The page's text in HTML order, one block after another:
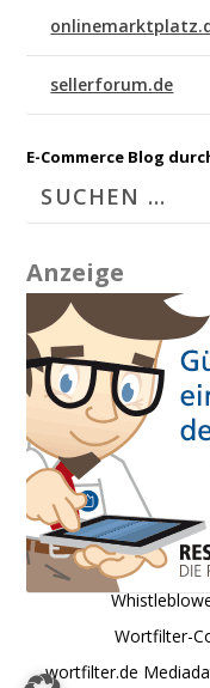
sellerforum.de
E-Commerce Blog
Anzeige
Wortfilter-
wortfilter.de